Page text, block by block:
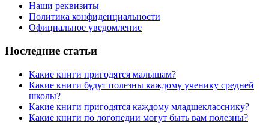
Наши реквизиты
Политика конфиденциальности
Официальное уведомление
Последние статьи
Какие книги пригодятся малышам?
Какие книги будут полезны каждому ученику средней
школы?
Какие книги пригодятся каждому младшекласснику?
Какие книги по логопедии могут быть вам полезны?